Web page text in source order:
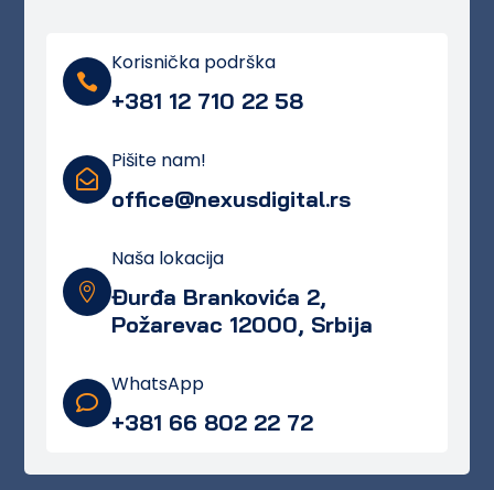

Korisnička podrška
+381 12 710 22 58

Pišite nam!
office@nexusdigital.rs

Naša lokacija
Đurđa Brankovića 2,
Požarevac 12000, Srbija

WhatsApp
+381 66 802 22 72